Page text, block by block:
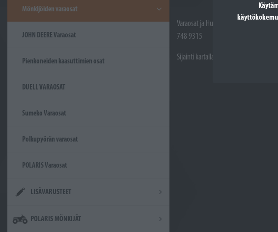
Mönkijöiden varaosat
JOHN DEERE Varaosat
Pienkoneiden kaasuttimien osat
DUELL VARAOSAT
Sumeko Varaosat
Polkupyörän varaosat
POLARIS Varaosat
LISÄVARUSTEET
POLARIS MÖNKIJÄT
Varaosat ja Huoltotöiden vastaanotto:
748 9315
Sijainti kartalla